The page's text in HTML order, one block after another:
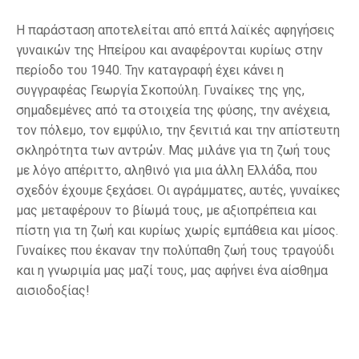
Η παράσταση αποτελείται από επτά λαϊκές αφηγήσεις
γυναικών της Ηπείρου και αναφέρονται κυρίως στην
περίοδο του 1940. Την καταγραφή έχει κάνει η
συγγραφέας Γεωργία Σκοπούλη. Γυναίκες της γης,
σημαδεμένες από τα στοιχεία της φύσης, την ανέχεια,
τον πόλεμο, τον εμφύλιο, την ξενιτιά και την απίστευτη
σκληρότητα των αντρών. Μας μιλάνε για τη ζωή τους
με λόγο απέριττο, αληθινό για μια άλλη Ελλάδα, που
σχεδόν έχουμε ξεχάσει. Οι αγράμματες, αυτές, γυναίκες
μας μεταφέρουν το βίωμά τους, με αξιοπρέπεια και
πίστη για τη ζωή και κυρίως χωρίς εμπάθεια και μίσος.
Γυναίκες που έκαναν την πολύπαθη ζωή τους τραγούδι
και η γνωριμία μας μαζί τους, μας αφήνει ένα αίσθημα
αισιοδοξίας!